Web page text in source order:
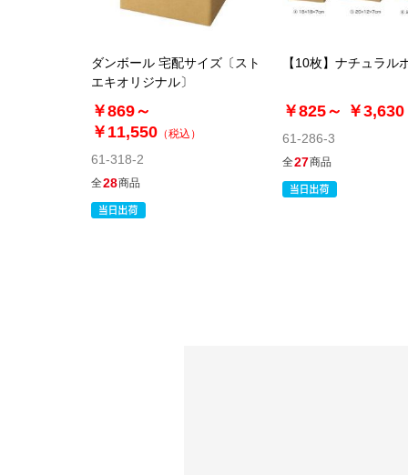
ダンボール 宅配サイズ〔スト
エキオリジナル〕
￥869～
￥11,550 （税込）
61-318-2
全28商品
【10枚】ナチュラル
￥825～ ￥3,630
61-286-3
全27商品